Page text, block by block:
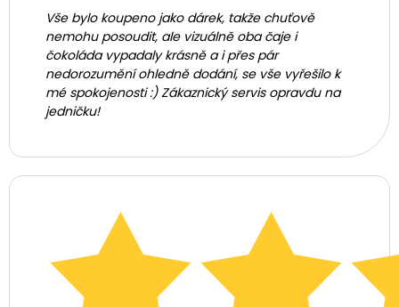
Vše bylo koupeno jako dárek, takže chuťově
nemohu posoudit, ale vizuálně oba čaje i
čokoláda vypadaly krásně a i přes pár
nedorozumění ohledně dodání, se vše vyřešilo k
mé spokojenosti :) Zákaznický servis opravdu na
jedničku!